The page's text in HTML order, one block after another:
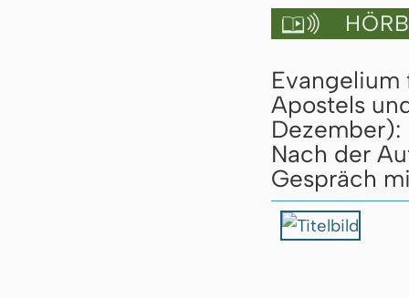

Evangelium
Apostels
Dezember):
Nach der
Gespräch